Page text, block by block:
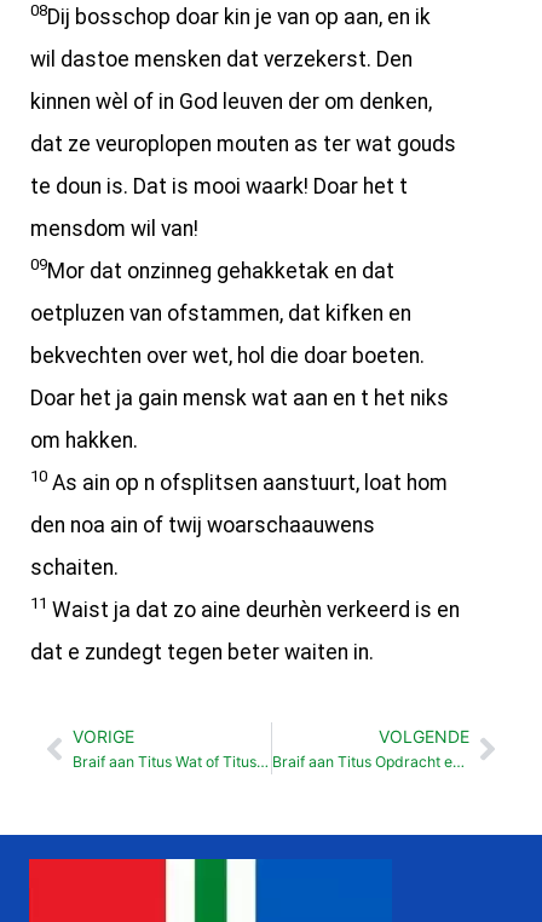
08Dij bosschop doar kin je van op aan, en ik
wil dastoe mensken dat verzekerst. Den
kinnen wèl of in God leuven der om denken,
dat ze veuroplopen mouten as ter wat gouds
te doun is. Dat is mooi waark! Doar het t
mensdom wil van!
09Mor dat onzinneg gehakketak en dat
oetpluzen van ofstammen, dat kifken en
bekvechten over wet, hol die doar boeten.
Doar het ja gain mensk wat aan en t het niks
om hakken.
10 As ain op n ofsplitsen aanstuurt, loat hom
den noa ain of twij woarschaauwens
schaiten.
11 Waist ja dat zo aine deurhèn verkeerd is en
dat e zundegt tegen beter waiten in.
Vorige
VORIGE
Braif aan Titus Wat of Titus mensken inprenten mout (2: 1-15)
VOLGENDE
Braif aan Titus Opdracht en groutnizzen (3:12-15)